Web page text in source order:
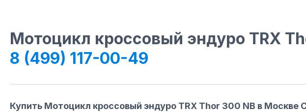
Мотоцикл кроссовый эндуро TRX
8 (499) 117-00-49
Купить Мотоцикл кроссовый эндуро TRX Thor 300 NB в